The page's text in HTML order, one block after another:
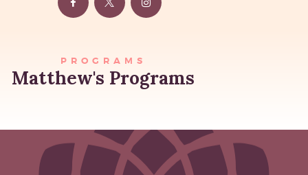
PROGRAMS
Matthew's Programs